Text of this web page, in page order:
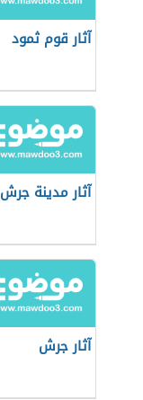
آثار قوم ثمود
آثار مدينة جرش
آثار جرش